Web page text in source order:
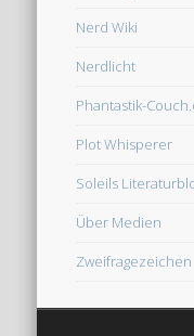
Nerd Wiki
Nerdlicht
Phantastik-
Plot Whisperer
Soleils
Über Medien
Zweifragezeichen